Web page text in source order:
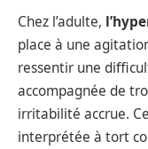
Chez l’adulte,
place à une
ressentir une
accompagnée de
irritabilité accrue.
interprétée à tort